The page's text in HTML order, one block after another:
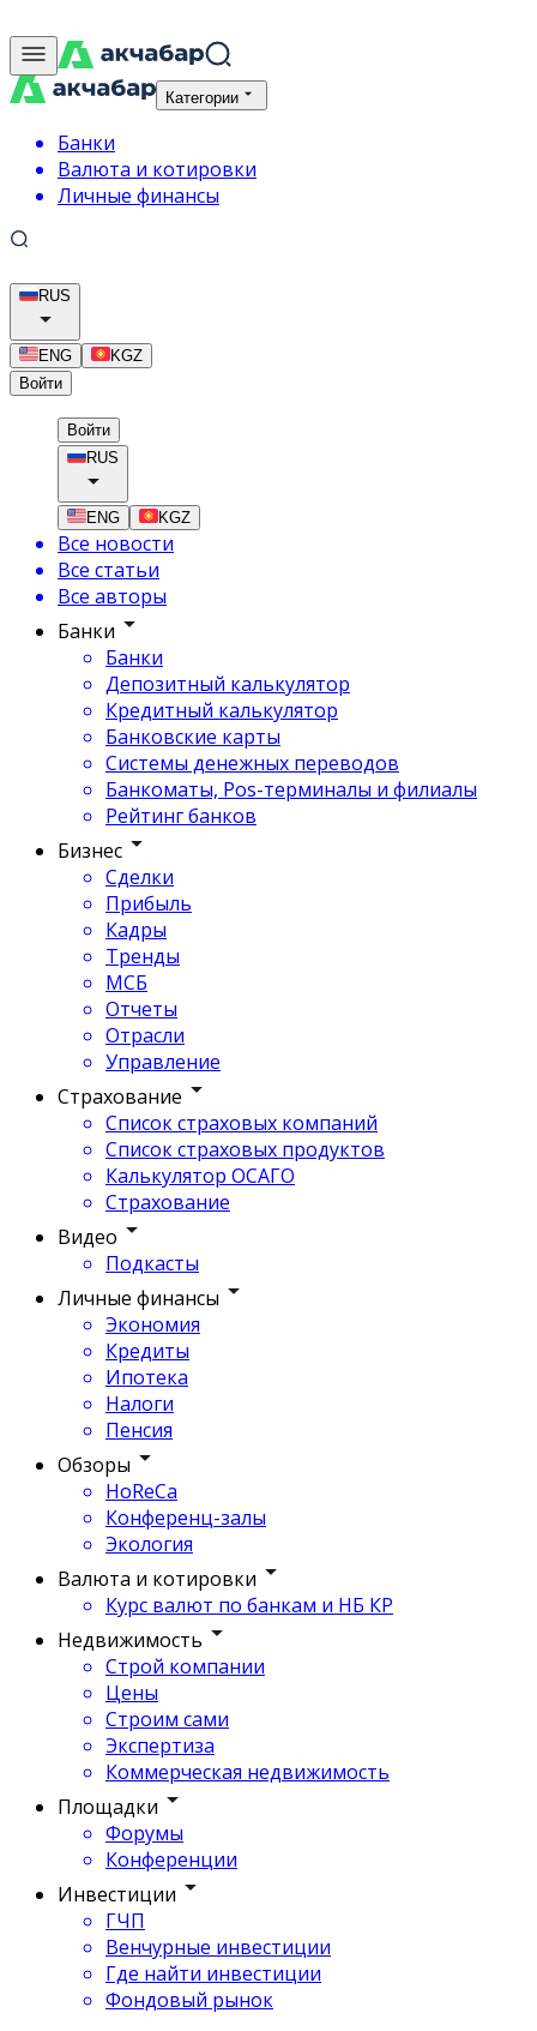
Категории
Банки
Валюта и котировки
Личные финансы
RUS
ENG
KGZ
Войти
Войти
RUS
ENG KGZ
Все новости
Все статьи
Все авторы
Банки
Банки
Депозитный калькулятор
Кредитный калькулятор
Банковские карты
Системы денежных переводов
Банкоматы, Pos-терминалы и филиалы
Рейтинг банков
Бизнес
Сделки
Прибыль
Кадры
Тренды
МСБ
Отчеты
Отрасли
Управление
Страхование
Список страховых компаний
Список страховых продуктов
Калькулятор ОСАГО
Страхование
Видео
Подкасты
Личные финансы
Экономия
Кредиты
Ипотека
Налоги
Пенсия
Обзоры
HoReCa
Конференц-залы
Экология
Валюта и котировки
Курс валют по банкам и НБ КР
Недвижимость
Строй компании
Цены
Строим сами
Экспертиза
Коммерческая недвижимость
Площадки
Форумы
Конференции
Инвестиции
ГЧП
Венчурные инвестиции
Где найти инвестиции
Фондовый рынок